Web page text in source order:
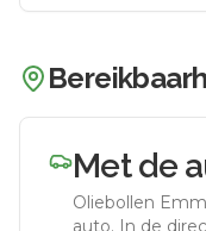
Met de
Oliebollen
auto. In de